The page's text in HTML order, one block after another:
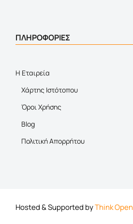
ΠΛΗΡΟΦΟΡΙΕΣ
Η Εταιρεία
Χάρτης Ιστότοπου
Όροι Χρήσης
Blog
Πολιτική Απορρήτου
Hosted & Supported byThink Open